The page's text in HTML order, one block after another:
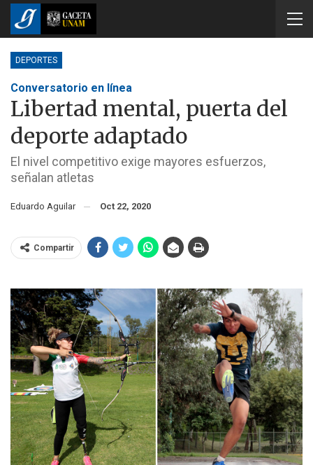
DEPORTES
Conversatorio en línea
Libertad mental, puerta del
deporte adaptado
El nivel competitivo exige mayores esfuerzos,
señalan atletas
Eduardo Aguilar Oct 22, 2020
Compartir